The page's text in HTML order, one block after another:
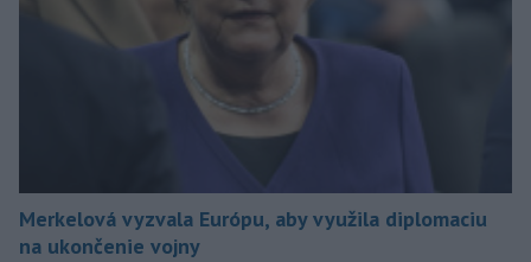
Merkelová vyzvala Európu, aby využila diplomaciu
na ukončenie vojny